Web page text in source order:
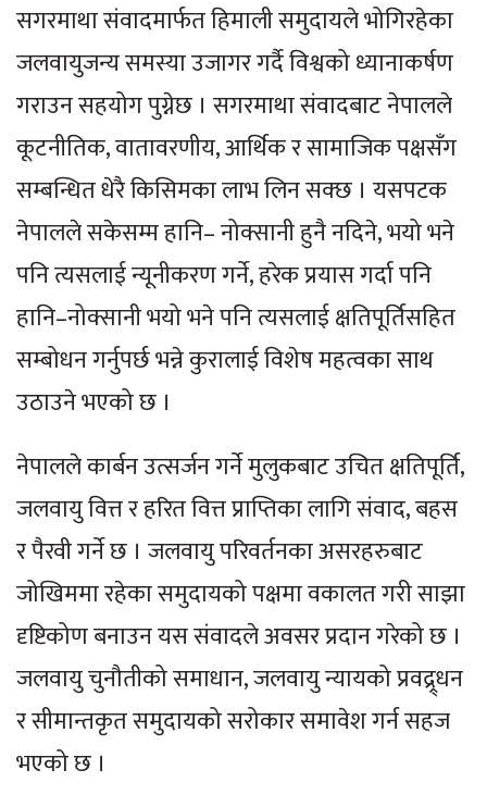
सगरमाथा संवादमार्फत हिमाली समुदायले भोगिरहेका
जलवायुजन्य समस्या उजागर गर्दै विश्वको ध्यानाकर्षण
गराउन सहयोग पुग्नेछ । सगरमाथा संवादबाट नेपालले
कूटनीतिक, वातावरणीय, आर्थिक र सामाजिक पक्षसँग
सम्बन्धित धेरै किसिमका लाभ लिन सक्छ । यसपटक
नेपालले सकेसम्म हानि– नोक्सानी हुनै नदिने, भयो भने
पनि त्यसलाई न्यूनीकरण गर्ने, हरेक प्रयास गर्दा पनि
हानि–नोक्सानी भयो भने पनि त्यसलाई क्षतिपूर्तिसहित
सम्बोधन गर्नुपर्छ भन्ने कुरालाई विशेष महत्वका साथ
उठाउने भएको छ ।
नेपालले कार्बन उत्सर्जन गर्ने मुलुकबाट उचित क्षतिपूर्ति,
जलवायु वित्त र हरित वित्त प्राप्तिका लागि संवाद, बहस
र पैरवी गर्ने छ । जलवायु परिवर्तनका असरहरुबाट
जोखिममा रहेका समुदायको पक्षमा वकालत गरी साझा
दृष्टिकोण बनाउन यस संवादले अवसर प्रदान गरेको छ ।
जलवायु चुनौतीको समाधान, जलवायु न्यायको प्रवद्र्र्धन
र सीमान्तकृत समुदायको सरोकार समावेश गर्न सहज
भएको छ ।